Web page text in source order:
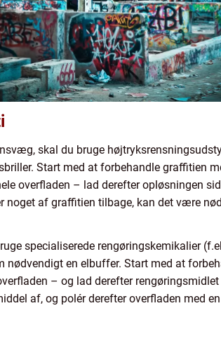
skal du bruge
Start med at forbehandle graffitien
overfladen – lad derefter opløsningen
noget af graffitien tilbage, kan det være
specialiserede rengøringskemikalier
nødvendigt en elbuffer. Start med at
– og lad derefter
af, og polér derefter overfladen med